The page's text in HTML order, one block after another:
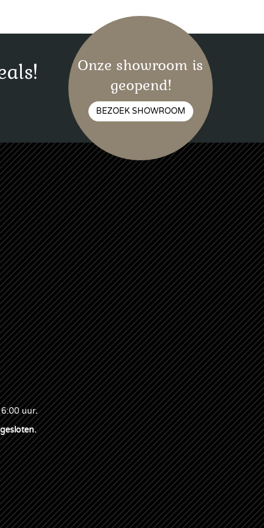
Onze showroom is
geopend!
BEZOEK SHOWROOM
uur.